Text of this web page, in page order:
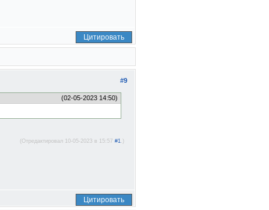
Цитировать
#9
(02-05-2023 14:50)
(Отредактировал 10-05-2023 в 15:57 #1.)
Цитировать